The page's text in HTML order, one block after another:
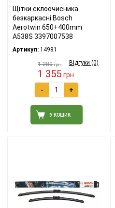
Щітки склоочисника
безкаркасні Bosch
Aerotwin 650+400mm
A538S 3397007538
Артикул: 14981
Відгуки (0)
1 280грн.
1 355 грн.
- +
У КОШИК